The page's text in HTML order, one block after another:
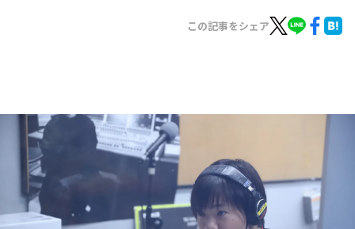
お知らせ
イベント・グッズ
会社情報
この記事をシェア